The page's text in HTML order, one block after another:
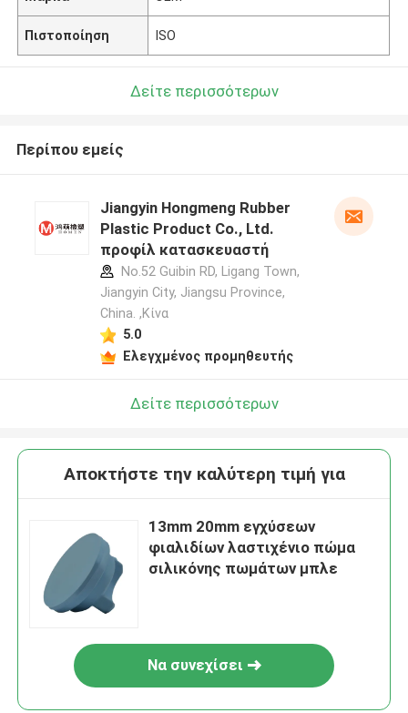
Πιστοποίηση ISO
Δείτε περισσότερων
Περίπου εμείς
Jiangyin Hongmeng Rubber
Plastic Product Co., Ltd.
προφίλ κατασκευαστή
No.52 Guibin RD, Ligang Town,
Jiangyin City, Jiangsu Province,
China. ,Κίνα
5.0
Ελεγχμένος προμηθευτής
Δείτε περισσότερων
Αποκτήστε την καλύτερη τιμή για
13mm 20mm εγχύσεων
φιαλιδίων λαστιχένιο πώμα
σιλικόνης πωμάτων μπλε
Να συνεχίσει